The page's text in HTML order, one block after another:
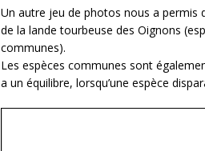
Un autre jeu de photos nous a permis
de la lande tourbeuse des Oignons
communes).
Les espèces communes sont
a un équilibre, lorsqu’une espèce